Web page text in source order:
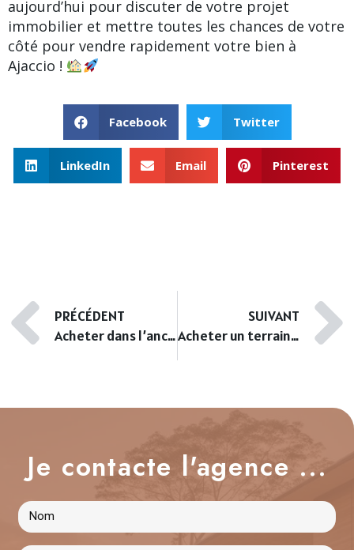
aujourd’hui pour discuter de votre projet
immobilier et mettre toutes les chances de votre
côté pour vendre rapidement votre bien à
Ajaccio !
Facebook Twitter
LinkedIn Email Pinterest
PRÉCÉDENT
Acheter dans l’ancien à Ajaccio : bonne ou mauvaise idée ?
SUIVANT
Acheter un terrain autour d’Ajaccio : ce qu’il faut savoir
Je contacte l'agence ...